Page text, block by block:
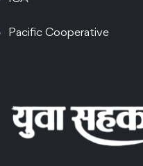
Pacific Cooperative